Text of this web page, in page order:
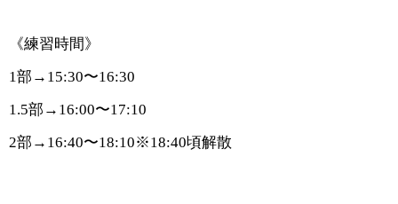
《練習時間》
1部 →15:30〜16:30
1.5部 →16:00〜17:10
2部 →16:40〜18:10※18:40頃解散